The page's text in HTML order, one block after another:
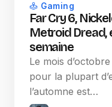
Gaming
Far Cry 6,
Metroid Dread,
semaine
Le mois
pour la plupart
l’automne est…